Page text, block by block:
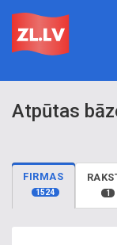
Atpūtas
FIRMAS
1524 1